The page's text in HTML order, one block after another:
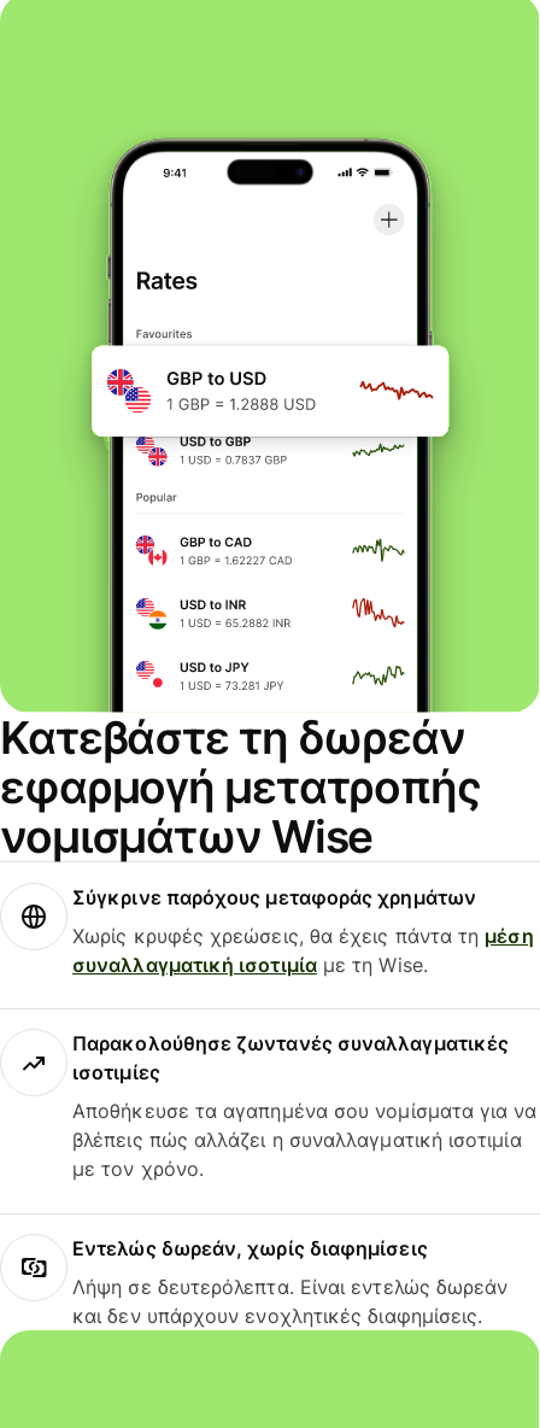
Κατεβάστε τη δωρεάν
εφαρμογή μετατροπής
νομισμάτων Wise
Σύγκρινε παρόχους μεταφοράς χρημάτων
Χωρίς κρυφές χρεώσεις, θα έχεις πάντα τη μέση
συναλλαγματική ισοτιμίαμε τη Wise.
Παρακολούθησε ζωντανές συναλλαγματικές
ισοτιμίες
Αποθήκευσε τα αγαπημένα σου νομίσματα για να
βλέπεις πώς αλλάζει η συναλλαγματική ισοτιμία
με τον χρόνο.
Εντελώς δωρεάν, χωρίς διαφημίσεις
Λήψη σε δευτερόλεπτα. Είναι εντελώς δωρεάν
και δεν υπάρχουν ενοχλητικές διαφημίσεις.